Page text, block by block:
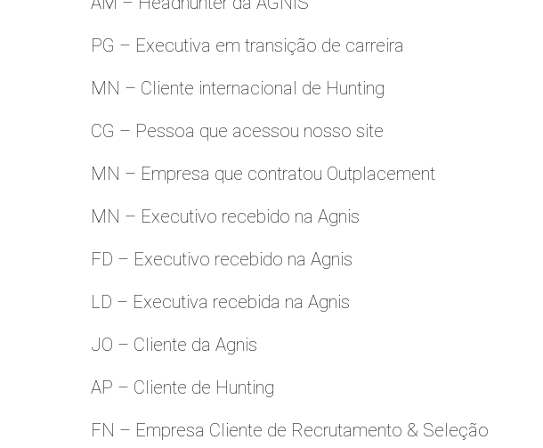
PG – Executiva em transição de carreira
MN – Cliente internacional de Hunting
CG – Pessoa que acessou nosso site
MN – Empresa que contratou Outplacement
MN – Executivo recebido na Agnis
FD – Executivo recebido na Agnis
LD – Executiva recebida na Agnis
JO – Cliente da Agnis
AP – Cliente de Hunting
FN – Empresa Cliente de Recrutamento & Seleção